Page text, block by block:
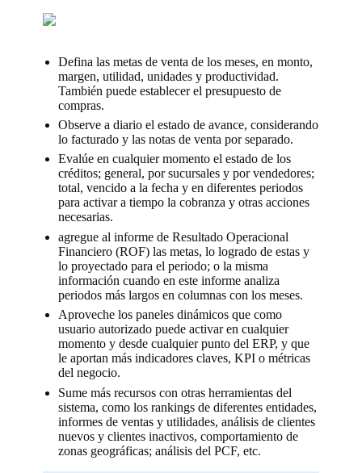
Defina las metas de venta de los meses, en monto,
margen, utilidad, unidades y productividad.
También puede establecer el presupuesto de
compras.
Observe a diario el estado de avance, considerando
lo facturado y las notas de venta por separado.
Evalúe en cualquier momento el estado de los
créditos; general, por sucursales y por vendedores;
total, vencido a la fecha y en diferentes periodos
para activar a tiempo la cobranza y otras acciones
necesarias.
agregue al informe de Resultado Operacional
Financiero (ROF) las metas, lo logrado de estas y
lo proyectado para el periodo; o la misma
información cuando en este informe analiza
periodos más largos en columnas con los meses.
Aproveche los paneles dinámicos que como
usuario autorizado puede activar en cualquier
momento y desde cualquier punto del ERP, y que
le aportan más indicadores claves, KPI o métricas
del negocio.
Sume más recursos con otras herramientas del
sistema, como los rankings de diferentes entidades,
informes de ventas y utilidades, análisis de clientes
nuevos y clientes inactivos, comportamiento de
zonas geográficas; análisis del PCF, etc.